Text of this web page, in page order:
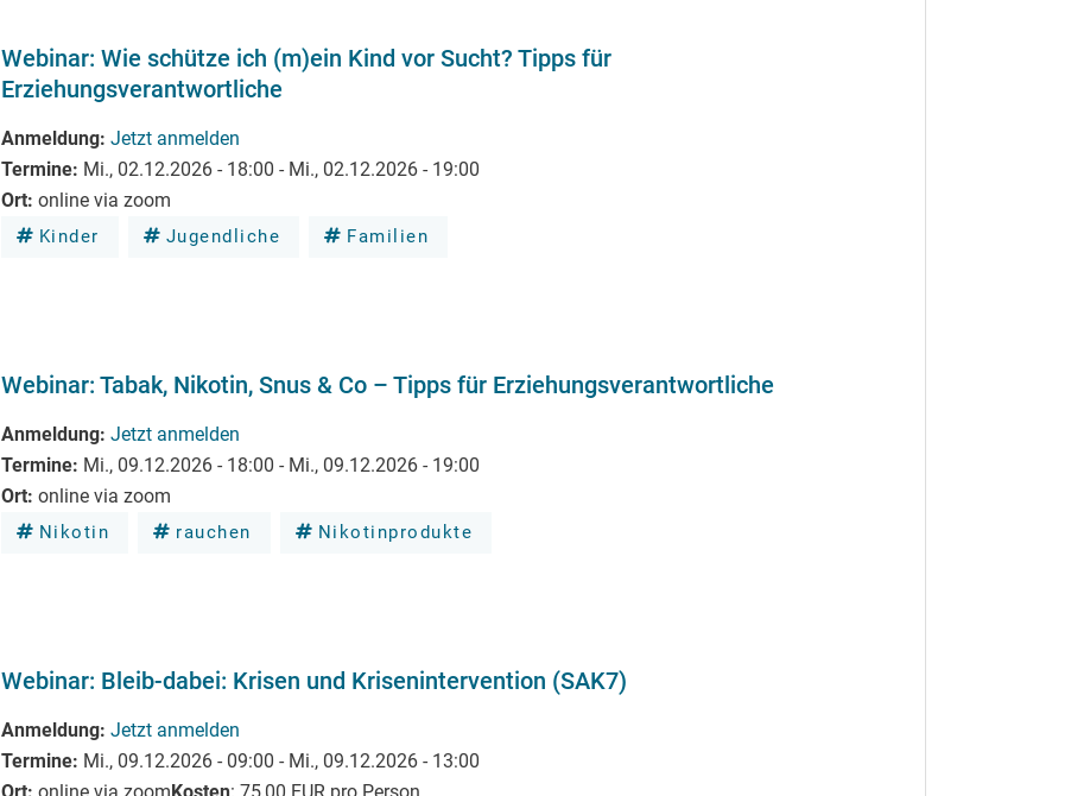
Webinar: Wie schütze ich (m)ein Kind vor Sucht? Tipps für
Erziehungsverantwortliche
Anmeldung Jetzt anmelden
Termine Mi., 02.12.2026 - 18:00 - Mi., 02.12.2026 - 19:00
Ort online via zoom
Kinder Jugendliche Familien
Webinar: Tabak, Nikotin, Snus & Co – Tipps für Erziehungsverantwortliche
Anmeldung Jetzt anmelden
Termine Mi., 09.12.2026 - 18:00 - Mi., 09.12.2026 - 19:00
Ort online via zoom
Nikotin rauchen Nikotinprodukte
Webinar: Bleib-dabei: Krisen und Krisenintervention (SAK7)
Anmeldung Jetzt anmelden
Termine Mi., 09.12.2026 - 09:00 - Mi., 09.12.2026 - 13:00